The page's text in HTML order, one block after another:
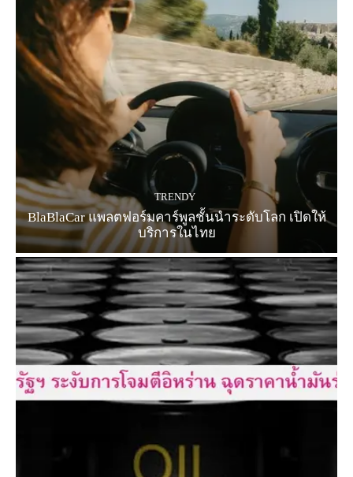
TRENDY
BlaBlaCar แพลตฟอร์มคาร์พูลชั้นนำระดับโลก เปิดให้
บริการในไทย